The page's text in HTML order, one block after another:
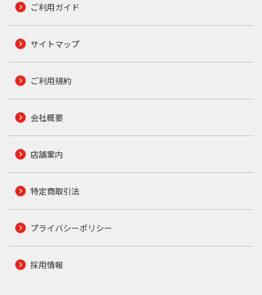
ご利用ガイド
サイトマップ
ご利用規約
会社概要
店舗案内
特定商取引法
プライバシーポリシー
採用情報